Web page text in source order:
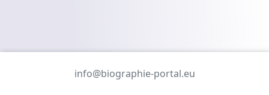
info@biographie-portal.eu